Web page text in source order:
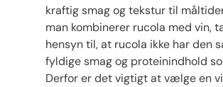
kraftig smag og tekstur til
man kombinerer rucola med vin,
hensyn til, at rucola ikke har den
fyldige smag og proteinindhold
Derfor er det vigtigt at vælge en